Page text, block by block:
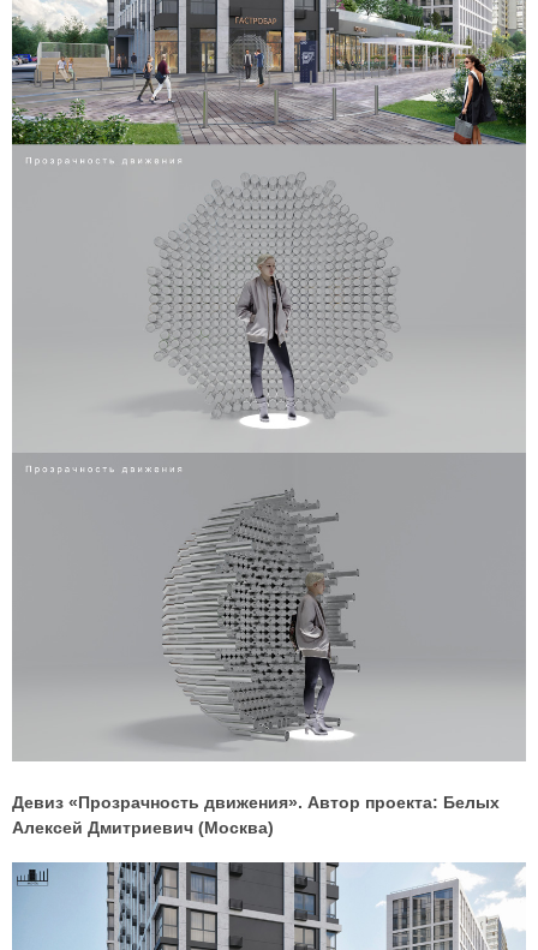
Девиз «Прозрачность движения». Автор проекта: Белых
Алексей Дмитриевич (Москва)